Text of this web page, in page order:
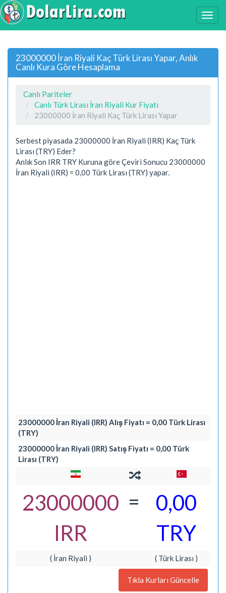
23000000 İran Riyali Kaç Türk Lirası Yapar, Anlık
Canlı Kura Göre Hesaplama
Canlı Pariteler
Canlı Türk Lirası İran Riyali Kur Fiyatı
23000000 İran Riyali Kaç Türk Lirası Yapar
Serbest piyasada 23000000 İran Riyali (IRR) Kaç Türk
Lirası (TRY) Eder?
Anlık Son IRR TRY Kuruna göre Çeviri Sonucu 23000000
İran Riyali (IRR) = 0,00 Türk Lirası (TRY) yapar.
23000000 İran Riyali (IRR) Alış Fiyatı = 0,00 Türk Lirası
(TRY)
23000000 İran Riyali (IRR) Satış Fiyatı = 0,00 Türk
Lirası (TRY)
23000000
IRR
=
0,00
TRY
( İran Riyali ) ( Türk Lirası )
Tıkla Kurları Güncelle